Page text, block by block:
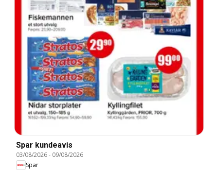
Spar kundeavis
03/08/2026- 09/08/2026
Spar